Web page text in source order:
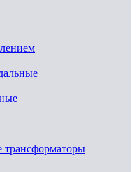
трансформаторы